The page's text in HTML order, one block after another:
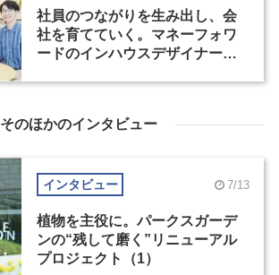
社員のつながりを生み出し、会
社を育てていく。マネーフォワ
ードのインハウスデザイナー
そのほかのインタビュー
インタビュー 7/13
植物を主役に。パークスガーデ
ンの“残して磨く”リニューアル
プロジェクト（1）